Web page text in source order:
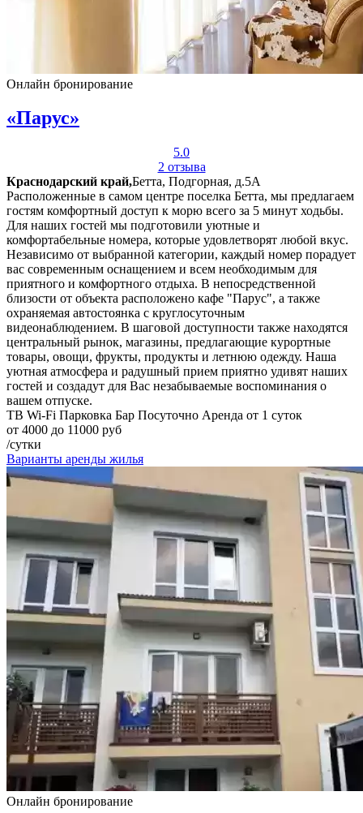
Онлайн бронирование
«Парус»
5.0
2 отзыва
Краснодарский край,Бетта, Подгорная, д.5А
Расположенные в самом центре поселка Бетта, мы предлагаем
гостям комфортный доступ к морю всего за 5 минут ходьбы.
Для наших гостей мы подготовили уютные и
комфортабельные номера, которые удовлетворят любой вкус.
Независимо от выбранной категории, каждый номер порадует
вас современным оснащением и всем необходимым для
приятного и комфортного отдыха. В непосредственной
близости от объекта расположено кафе "Парус", а также
охраняемая автостоянка с круглосуточным
видеонаблюдением. В шаговой доступности также находятся
центральный рынок, магазины, предлагающие курортные
товары, овощи, фрукты, продукты и летнюю одежду. Наша
уютная атмосфера и радушный прием приятно удивят наших
гостей и создадут для Вас незабываемые воспоминания о
вашем отпуске.
ТВ Wi-Fi Парковка Бар Посуточно Аренда от 1 суток
от 4000 до 11000 руб
/сутки
Варианты аренды жилья
Онлайн бронирование